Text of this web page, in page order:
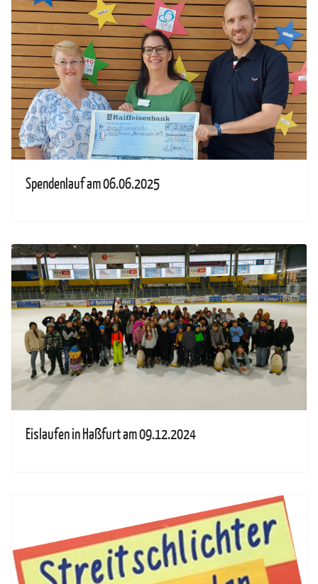
Spendenlauf am 06.06.2025
Eislaufen in Haßfurt am 09.12.2024